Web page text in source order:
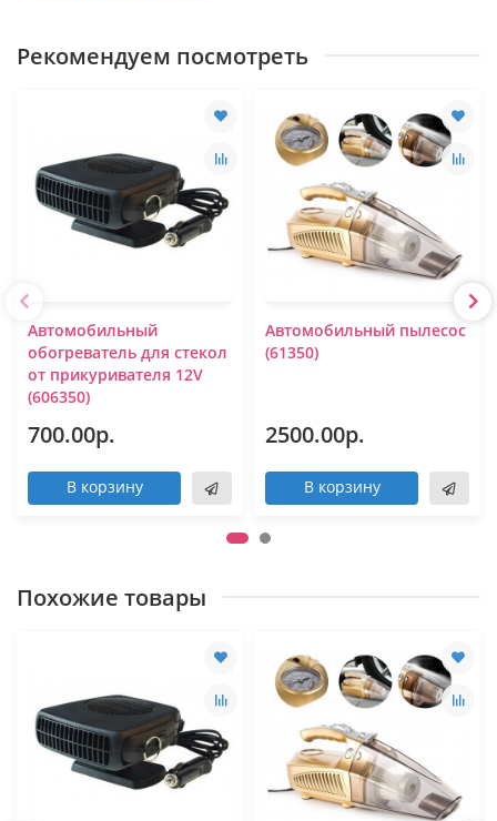
Рекомендуем посмотреть
Автомобильный
обогреватель для стекол
от прикуривателя 12V
(606350)
700.00р.
В корзину
Автомобильный пылесос
(61350)
2500.00р.
В корзину
Похожие товары